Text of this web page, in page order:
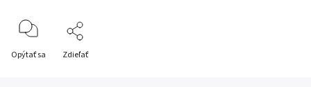
Opýtať sa Zdieľať